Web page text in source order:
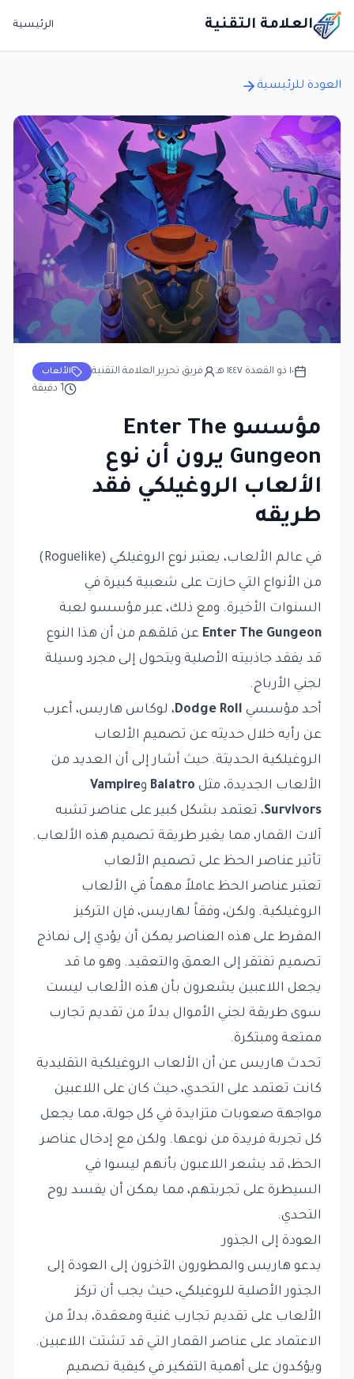
العلامة التقنية الرئيسية
العودة للرئيسية
الألعاب فريق تحرير العلامة التقنية
١٠ ذو القعدة ١٤٤٧ هـ
1 دقيقة
مؤسسو Enter The
Gungeon يرون أن نوع
الألعاب الروغيلكي فقد
طريقه
في عالم الألعاب، يعتبر نوع الروغيلكي (Roguelike)
من الأنواع التي حازت على شعبية كبيرة في
السنوات الأخيرة. ومع ذلك، عبر مؤسسو لعبة
Enter The Gungeon عن قلقهم من أن هذا النوع
قد يفقد جاذبيته الأصلية ويتحول إلى مجرد وسيلة
لجني الأرباح.
أحد مؤسسي Dodge Roll، لوكاس هاريس، أعرب
عن رأيه خلال حديثه عن تصميم الألعاب
الروغيلكية الحديثة. حيث أشار إلى أن العديد من
الألعاب الجديدة، مثل Balatro وVampire
Survivors، تعتمد بشكل كبير على عناصر تشبه
آلات القمار، مما يغير طريقة تصميم هذه الألعاب.
تأثير عناصر الحظ على تصميم الألعاب
تعتبر عناصر الحظ عاملاً مهماً في الألعاب
الروغيلكية. ولكن، وفقاً لهاريس، فإن التركيز
المفرط على هذه العناصر يمكن أن يؤدي إلى نماذج
تصميم تفتقر إلى العمق والتعقيد. وهو ما قد
يجعل اللاعبين يشعرون بأن هذه الألعاب ليست
سوى طريقة لجني الأموال بدلاً من تقديم تجارب
ممتعة ومبتكرة.
تحدث هاريس عن أن الألعاب الروغيلكية التقليدية
كانت تعتمد على التحدي، حيث كان على اللاعبين
مواجهة صعوبات متزايدة في كل جولة، مما يجعل
كل تجربة فريدة من نوعها. ولكن مع إدخال عناصر
الحظ، قد يشعر اللاعبون بأنهم ليسوا في
السيطرة على تجربتهم، مما يمكن أن يفسد روح
التحدي.
العودة إلى الجذور
يدعو هاريس والمطورون الآخرون إلى العودة إلى
الجذور الأصلية للروغيلكي، حيث يجب أن تركز
الألعاب على تقديم تجارب غنية ومعقدة، بدلاً من
الاعتماد على عناصر القمار التي قد تشتت اللاعبين.
ويؤكدون على أهمية التفكير في كيفية تصميم